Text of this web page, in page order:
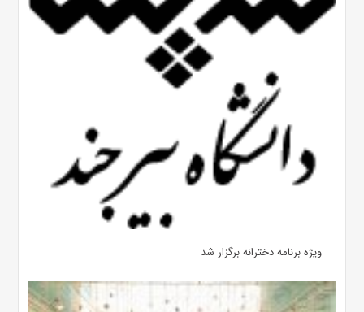
ویژه برنامه دخترانه برگزار شد